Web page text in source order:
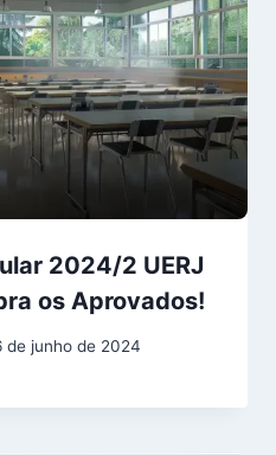
2024/2 UERJ
os Aprovados!
de junho de 2024